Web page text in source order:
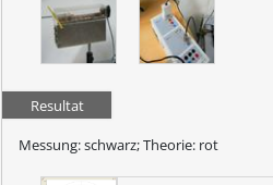
Resultat
Messung: schwarz; Theorie: rot